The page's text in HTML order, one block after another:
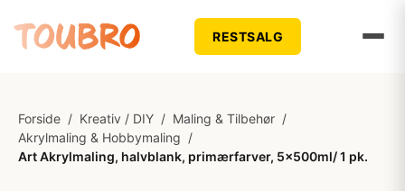
RESTSALG
Forside / Kreativ / DIY / Maling & Tilbehør /
Akrylmaling & Hobbymaling /
Art Akrylmaling, halvblank, primærfarver, 5x500ml/ 1 pk.